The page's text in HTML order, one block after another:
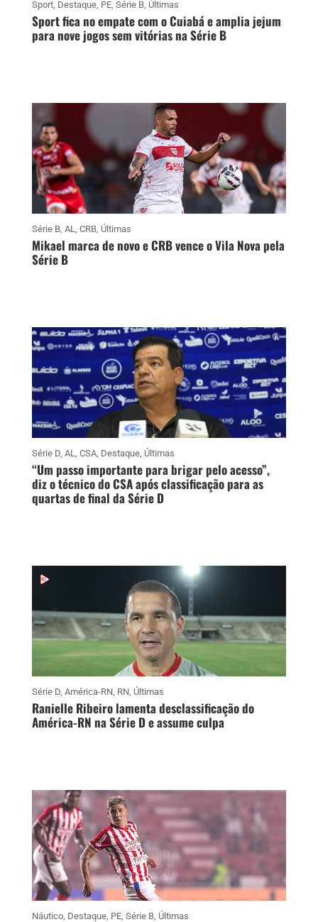
Sport, Destaque, PE, Série B, Últimas
Sport fica no empate com o Cuiabá e amplia jejum
para nove jogos sem vitórias na Série B
Série B, AL CRB, Últimas
Mikael marca de novo e CRB vence o Vila Nova pela
Série B
Série D, AL CSA, Destaque, Últimas
“Um passo importante para brigar pelo acesso”,
diz o técnico do CSA após classificação para as
quartas de final da Série D
Série D, América-RN, RN, Últimas
Ranielle Ribeiro lamenta desclassificação do
América-RN na Série D e assume culpa
Náutico, Destaque, PE, Série B, Últimas